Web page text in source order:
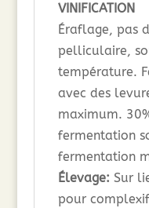
VINIFICATION
Éraflage, pas
pelliculaire,
température.
avec des
maximum.
fermentation
fermentation
Élevage: Sur
pour